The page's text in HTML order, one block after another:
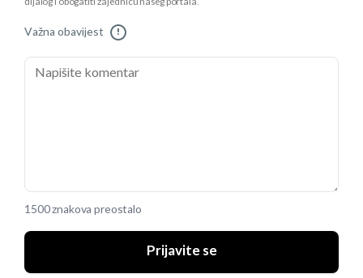
Važna obavijest !
1500 znakova preostalo
Prijavite se